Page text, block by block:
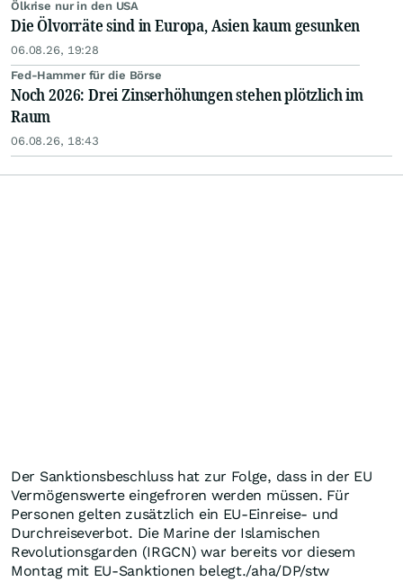
Ölkrise nur in den USA
Die Ölvorräte sind in Europa, Asien kaum gesunken
06.08.26, 19:28
Fed-Hammer für die Börse
Noch 2026: Drei Zinserhöhungen stehen plötzlich im
Raum
06.08.26, 18:43
Der Sanktionsbeschluss hat zur Folge, dass in der EU
Vermögenswerte eingefroren werden müssen. Für
Personen gelten zusätzlich ein EU-Einreise- und
Durchreiseverbot. Die Marine der Islamischen
Revolutionsgarden (IRGCN) war bereits vor diesem
Montag mit EU-Sanktionen belegt./aha/DP/stw